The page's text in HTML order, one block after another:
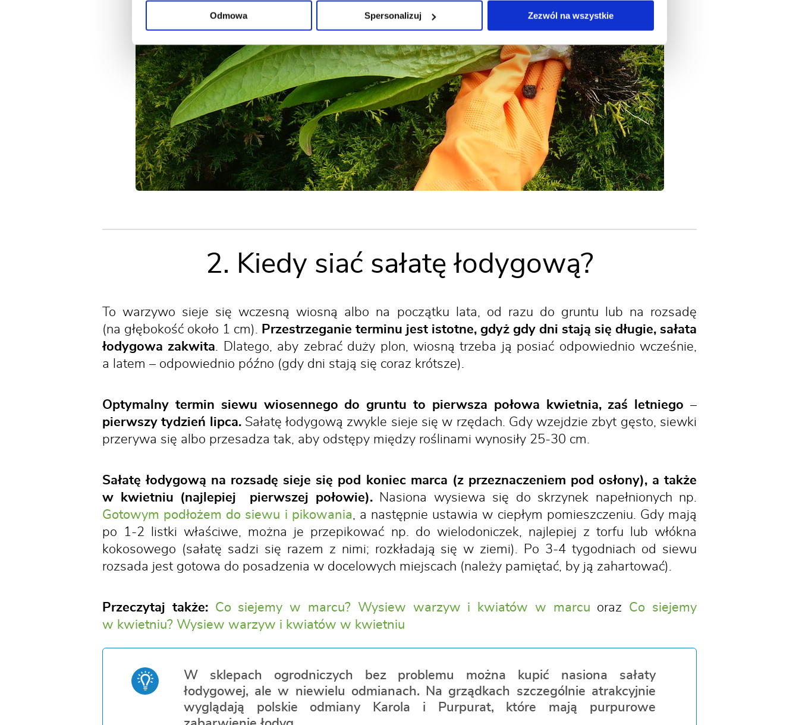
Odmowa Spersonalizuj Zezwól na wszystkie
2. Kiedy siać sałatę łodygową?
To warzywo sieje się wczesną wiosną albo na początku lata, od razu do gruntu lub na rozsadę
(na głębokość około 1 cm).
Przestrzeganie terminu jest istotne, gdyż gdy dni stają się długie, sałata
łodygowa zakwita . Dlatego, aby zebrać duży plon, wiosną trzeba ją posiać odpowiednio wcześnie,
a latem – odpowiednio późno (gdy dni stają się coraz krótsze).
Optymalny termin siewu wiosennego do gruntu to pierwsza połowa kwietnia, zaś letniego –
pierwszy tydzień lipca.Sałatę łodygową zwykle sieje się w rzędach. Gdy wzejdzie zbyt gęsto, siewki
przerywa się albo przesadza tak, aby odstępy między roślinami wynosiły 25-30 cm.
Sałatę łodygową na rozsadę sieje się pod koniec marca (z przeznaczeniem pod osłony), a także
w kwietniu (najlepiej pierwszej połowie).Nasiona wysiewa się do skrzynek napełnionych np.
Gotowym podłożem do siewu i pikowania , a następnie ustawia w ciepłym pomieszczeniu. Gdy mają
po 1-2 listki właściwe, można je przepikować np. do wielodoniczek, najlepiej z torfu lub włókna
kokosowego (sałatę sadzi się razem z nimi; rozkładają się w ziemi). Po 3-4 tygodniach od siewu
rozsada jest gotowa do posadzenia w docelowych miejscach (należy pamiętać, by ją zahartować).
Przeczytaj także: Co siejemy w marcu? Wysiew warzyw i kwiatów w marcu oraz Co siejemy
w kwietniu? Wysiew warzyw i kwiatów w kwietniu
W sklepach ogrodniczych bez problemu można kupić nasiona sałaty
łodygowej, ale w niewielu odmianach. Na grządkach szczególnie atrakcyjnie
wyglądają polskie odmiany Karola i Purpurat, które mają purpurowe